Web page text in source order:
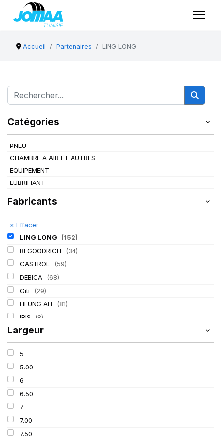
Accueil Partenaires LING LONG
Catégories
PNEU
CHAMBRE A AIR ET AUTRES
EQUIPEMENT
LUBRIFIANT
Fabricants
× Effacer
LING LONG
(152)
BFGOODRICH
(34)
CASTROL
(59)
DEBICA
(68)
Giti
(29)
HEUNG AH
(81)
IRIS
(8)
ITALMATIC
KLEBER (116)
LASSA
MICHELIN
MITAS
Mondolfo ferro
PIRELLI
PROMETEON
SCHRADER
Largeur
5
5.00
6
6.50
7
7.00
7.50